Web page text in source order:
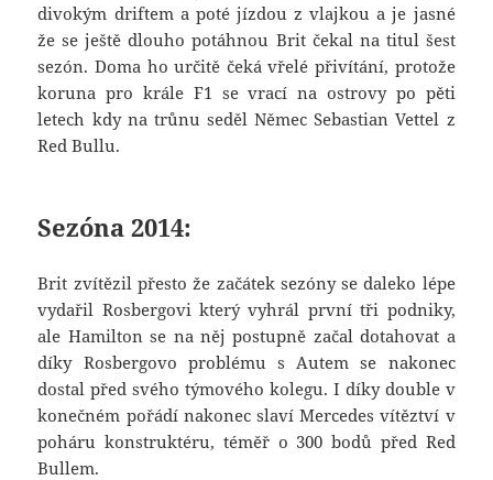
divokým driftem a poté jízdou z vlajkou a je jasné
že se ještě dlouho potáhnou Brit čekal na titul šest
sezón. Doma ho určitě čeká vřelé přivítání, protože
koruna pro krále F1 se vrací na ostrovy po pěti
letech kdy na trůnu seděl Němec Sebastian Vettel z
Red Bullu.
Sezóna 2014:
Brit zvítězil přesto že začátek sezóny se daleko lépe
vydařil Rosbergovi který vyhrál první tři podniky,
ale Hamilton se na něj postupně začal dotahovat a
díky Rosbergovo problému s Autem se nakonec
dostal před svého týmového kolegu. I díky double v
konečném pořádí nakonec slaví Mercedes vítěztví v
poháru konstruktéru, téměř o 300 bodů před Red
Bullem.